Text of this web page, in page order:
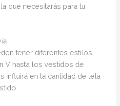
que necesitarás para tu
tener diferentes estilos,
V hasta los vestidos de
influirá en la cantidad de tela